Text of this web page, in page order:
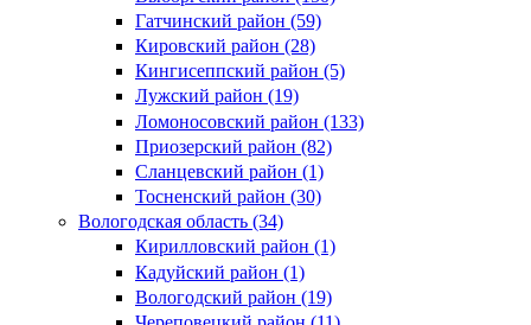
Гатчинский район (59)
Кировский район (28)
Кингисеппский район (5)
Лужский район (19)
Ломоносовский район (133)
Приозерский район (82)
Сланцевский район (1)
Тосненский район (30)
Вологодская область (34)
Кирилловский район (1)
Кадуйский район (1)
Вологодский район (19)